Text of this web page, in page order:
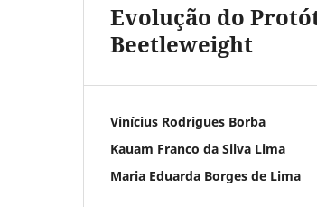
Evolução do
Beetleweight
Vinícius Rodrigues Borba
Kauam Franco da Silva Lima
Maria Eduarda Borges de Lima